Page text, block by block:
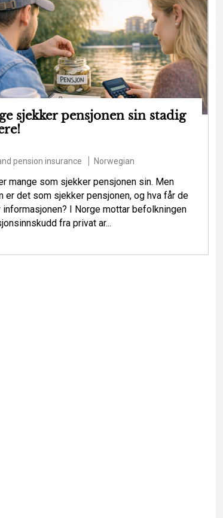
sjekker pensjonen sin stadig
pension insurance Norwegian
mange som sjekker pensjonen sin. Men
er det som sjekker pensjonen, og hva får de
informasjonen? I Norge mottar befolkningen
fra privat ar...